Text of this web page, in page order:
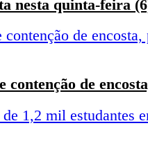
nesta quinta-feira
contenção de